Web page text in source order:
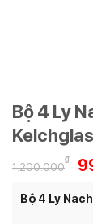
Bộ 4 Ly
1.200.000
₫
Bộ 4 Ly